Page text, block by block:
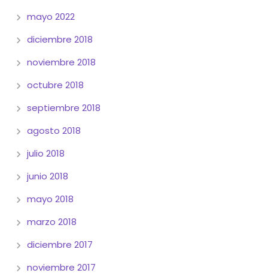
mayo 2022
diciembre 2018
noviembre 2018
octubre 2018
septiembre 2018
agosto 2018
julio 2018
junio 2018
mayo 2018
marzo 2018
diciembre 2017
noviembre 2017